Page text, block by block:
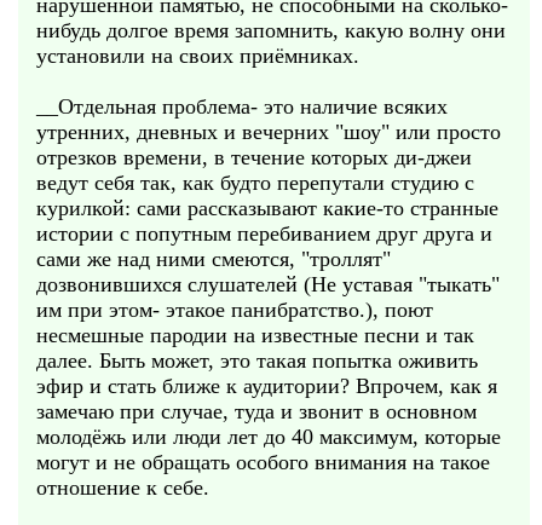
нарушенной памятью, не способными на сколько-
нибудь долгое время запомнить, какую волну они
установили на своих приёмниках.
__Отдельная проблема- это наличие всяких
утренних, дневных и вечерних "шоу" или просто
отрезков времени, в течение которых ди-джеи
ведут себя так, как будто перепутали студию с
курилкой: сами рассказывают какие-то странные
истории с попутным перебиванием друг друга и
сами же над ними смеются, "троллят"
дозвонившихся слушателей (Не уставая "тыкать"
им при этом- этакое панибратство.), поют
несмешные пародии на известные песни и так
далее. Быть может, это такая попытка оживить
эфир и стать ближе к аудитории? Впрочем, как я
замечаю при случае, туда и звонит в основном
молодёжь или люди лет до 40 максимум, которые
могут и не обращать особого внимания на такое
отношение к себе.